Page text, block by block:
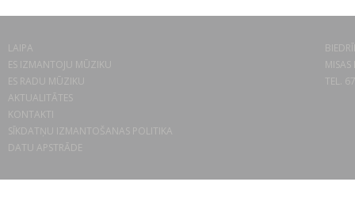
LAIPA
ES IZMANTOJU MŪZIKU
ES RADU MŪZIKU
AKTUALITĀTES
KONTAKTI
SĪKDATŅU IZMANTOŠANAS POLITIKA
DATU APSTRĀDE
TEL.